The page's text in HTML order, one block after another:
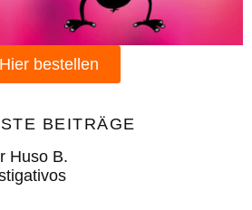
Hier bestellen
BEITRÄGE
Huso B.